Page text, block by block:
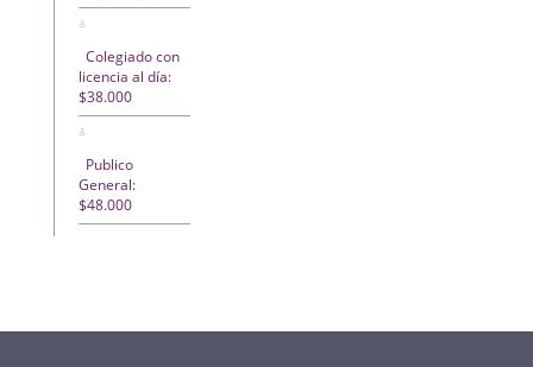
Colegiado con
licencia al día:
$38.000
Publico
General:
$48.000